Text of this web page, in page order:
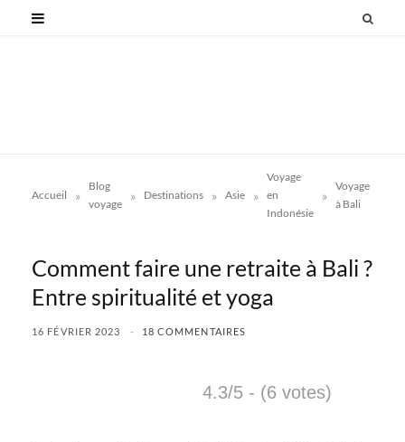
Accueil »
Blog
voyage
» Destinations » Asie »
Voyage
en
Indonésie
»
Voyage
à Bali
Comment faire une retraite à Bali ?
Entre spiritualité et yoga
16 FÉVRIER 2023 18 COMMENTAIRES
4.3/5 - (6 votes)